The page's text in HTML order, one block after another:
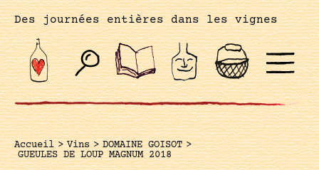
Des journées entières dans les vignes
Accueil > Vins > DOMAINE GOISOT >
GUEULES DE LOUP MAGNUM 2018